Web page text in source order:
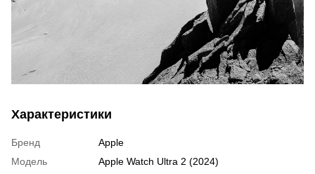
Характеристики
Бренд
Apple
Модель
Apple Watch Ultra 2 (2024)